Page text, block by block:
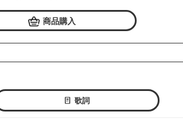
商品購入
歌詞